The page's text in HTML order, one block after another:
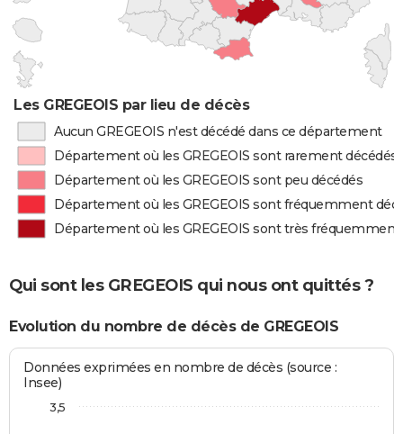
Les GREGEOIS par lieu de décès
Aucun GREGEOIS n'est décédé dans ce département
Département où les GREGEOIS sont rarement décédés
Département où les GREGEOIS sont peu décédés
Département où les GREGEOIS sont fréquemment
Département où les GREGEOIS sont très fréquemment
Qui sont les GREGEOIS qui nous ont quittés ?
Evolution du nombre de décès de GREGEOIS
Données exprimées en nombre de décès (source :
Insee)
3,5